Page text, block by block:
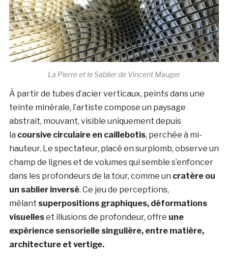
La Pierre et le Sablier de Vincent Mauger
À partir de tubes d’acier verticaux, peints dans une
teinte minérale, l’artiste compose un paysage
abstrait, mouvant, visible uniquement depuis
la coursive circulaire en caillebotis, perchée à mi-
hauteur. Le spectateur, placé en surplomb, observe un
champ de lignes et de volumes qui semble s’enfoncer
dans les profondeurs de la tour, comme un cratère ou
un sablier inversé. Ce jeu de perceptions,
mêlant superpositions graphiques, déformations
visuelleset illusions de profondeur, offre une
expérience sensorielle singulière, entre matière,
architecture et vertige.